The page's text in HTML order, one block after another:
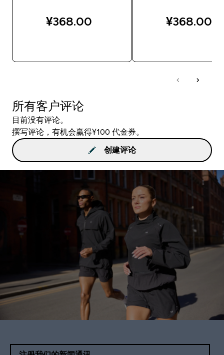
¥368.00‎ ¥368.00‎
所有客户评论
目前没有评论。
撰写评论，有机会赢得¥100 代金券。
创建评论